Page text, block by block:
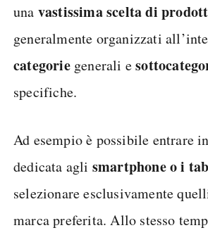
una vastissima scelta di
generalmente organizzati
categoriegenerali e
specifiche.
Ad esempio è possibile entrare
dedicata agli smartphoneo i
selezionare esclusivamente
marca preferita. Allo stesso